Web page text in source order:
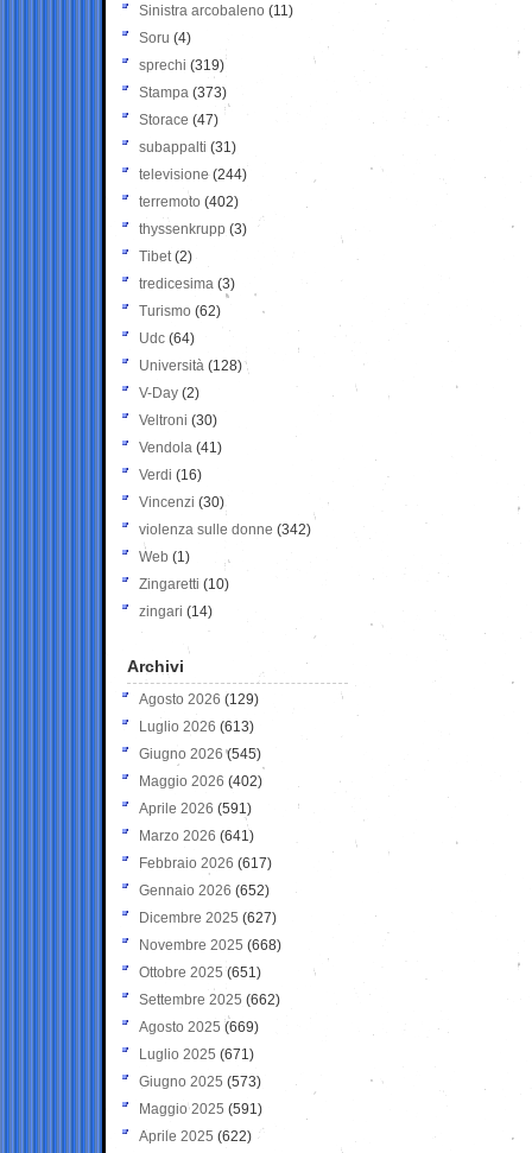
Sinistra arcobaleno (11)
Soru (4)
sprechi (319)
Stampa (373)
Storace (47)
subappalti (31)
televisione(244)
terremoto (402)
thyssenkrupp (3)
Tibet(2)
tredicesima (3)
Turismo (62)
Udc (64)
Università (128)
V-Day (2)
Veltroni (30)
Vendola (41)
Verdi (16)
Vincenzi (30)
violenza sulle donne (342)
Web (1)
Zingaretti (10)
zingari (14)
Archivi
Agosto 2026 (129)
Luglio 2026 (613)
Giugno 2026 (545)
Maggio 2026 (402)
Aprile 2026 (591)
Marzo 2026 (641)
Febbraio 2026 (617)
Gennaio 2026 (652)
Dicembre 2025 (627)
Novembre 2025 (668)
Ottobre 2025 (651)
Settembre 2025 (662)
Agosto 2025 (669)
Luglio 2025 (671)
Giugno 2025 (573)
Maggio 2025 (591)
Aprile 2025 (622)